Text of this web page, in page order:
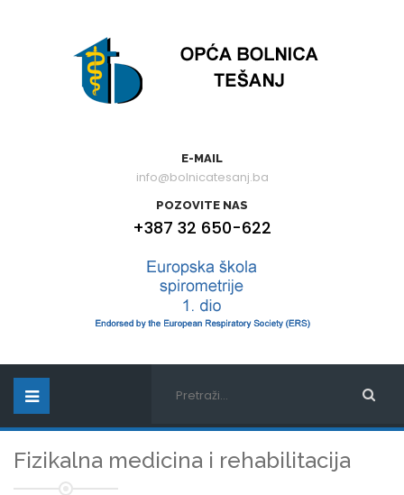
E-MAIL
info@bolnicatesanj.ba
POZOVITE NAS
+387 32 650-622
Fizikalna medicina i rehabilitacija